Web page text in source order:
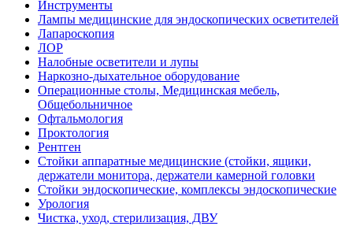
Инструменты
Лампы медицинские для эндоскопических осветителей
Лапароскопия
ЛОР
Налобные осветители и лупы
Наркозно-дыхательное оборудование
Операционные столы, Медицинская мебель,
Общебольничное
Офтальмология
Проктология
Рентген
Стойки аппаратные медицинские (стойки, ящики,
держатели монитора, держатели камерной головки
Стойки эндоскопические, комплексы эндоскопические
Урология
Чистка, уход, стерилизация, ДВУ